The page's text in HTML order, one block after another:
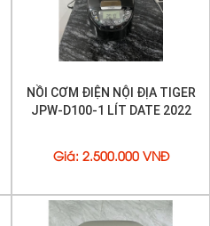
NỒI CƠM ĐIỆN NỘI ĐỊA TIGER
JPW-D100-1 LÍT DATE 2022
Giá : 2.500.000 VNĐ